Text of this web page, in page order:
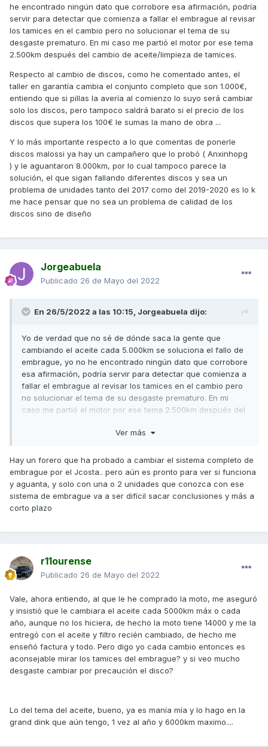
En su lugar puedes sustituir solo los discos por los de
Malossi y te ahorrarás mucho dinero.
No creas que con los discos de embrague Malossi vas a
evitar el problema. Seguirás teniendo que cambiar el aceite
correcto.
De este modo, podrás disfrutar de tu moto con cierta
tranquilidad.
Saludos,
he encontrado ningún dato que corrobore esa afirmación, podría
servir para detectar que comienza a fallar el embrague al revisar
los tamices en el cambio pero no solucionar el tema de su
desgaste prematuro. En mi caso me partió el motor por ese tema
2.500km después del cambio de aceite/limpieza de tamices.
Respecto al cambio de discos, como he comentado antes, el
taller en garantía cambia el conjunto completo que son 1.000€,
entiendo que si pillas la avería al comienzo lo suyo será cambiar
solo los discos, pero tampoco saldrá barato si el precio de los
discos que supera los 100€ le sumas la mano de obra ...
Y lo más importante respecto a lo que comentas de ponerle
discos malossi ya hay un campañero que lo probó ( Anxinhopg
) y le aguantaron 8.000km, por lo cual tampoco parece la
solución, el que sigan fallando diferentes discos y sea un
problema de unidades tanto del 2017 como del 2019-2020 es lo k
me hace pensar que no sea un problema de calidad de los
discos sino de diseño
Jorgeabuela
Publicado 26 de Mayo del 2022
En 26/5/2022 a las 10:15, Jorgeabuela dijo:
Yo de verdad que no sé de dónde saca la gente que
cambiando el aceite cada 5.000km se soluciona el fallo de
embrague, yo no he encontrado ningún dato que corrobore
esa afirmación, podría servir para detectar que comienza a
fallar el embrague al revisar los tamices en el cambio pero
no solucionar el tema de su desgaste prematuro. En mi
caso me partió el motor por ese tema 2.500km después del
1.000€, entiendo que si pillas la avería al comienzo lo suyo
será cambiar solo los discos, pero tampoco saldrá barato si
el precio de los discos que supera los 100€ le sumas la
mano de obra ...
discos malossi ya hay un campañero que lo probó (
parece la solución, el que sigan fallando diferentes discos
y sea un problema de unidades tanto del 2017 como del
2019-2020 es lo k me hace pensar que no sea un problema
Ver más
Hay un forero que ha probado a cambiar el sistema completo de
embrague por el Jcosta.. pero aún es pronto para ver si funciona
y aguanta, y solo con una o 2 unidades que conozca con ese
sistema de embrague va a ser difícil sacar conclusiones y más a
corto plazo
r11ourense
Publicado 26 de Mayo del 2022
Vale, ahora entiendo, al que le he comprado la moto, me aseguró
y insistió que le cambiara el aceite cada 5000km máx o cada
año, aunque no los hiciera, de hecho la moto tiene 14000 y me la
entregó con el aceite y filtro recién cambiado, de hecho me
enseñó factura y todo. Pero digo yo cada cambio entonces es
aconsejable mirar los tamices del embrague? y si veo mucho
desgaste cambiar por precaución el disco?
Lo del tema del aceite, bueno, ya es manía mía y lo hago en la
grand dink que aún tengo, 1 vez al año y 6000km maximo....